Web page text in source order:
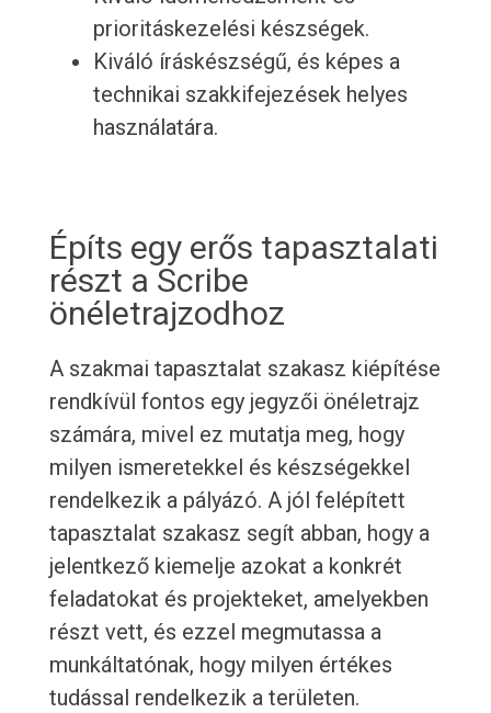
prioritáskezelési készségek.
Kiváló íráskészségű, és képes a
technikai szakkifejezések helyes
használatára.
Építs egy erős tapasztalati
részt a Scribe
önéletrajzodhoz
A szakmai tapasztalat szakasz kiépítése
rendkívül fontos egy jegyzői önéletrajz
számára, mivel ez mutatja meg, hogy
milyen ismeretekkel és készségekkel
rendelkezik a pályázó. A jól felépített
tapasztalat szakasz segít abban, hogy a
jelentkező kiemelje azokat a konkrét
feladatokat és projekteket, amelyekben
részt vett, és ezzel megmutassa a
munkáltatónak, hogy milyen értékes
tudással rendelkezik a területen.